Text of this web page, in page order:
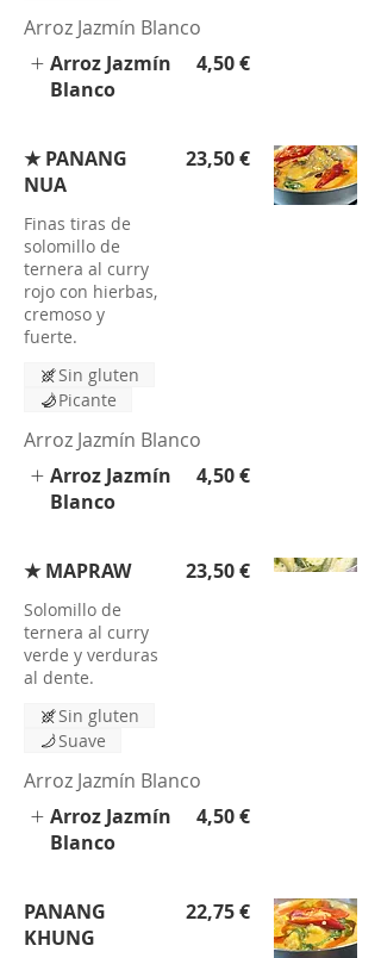
Arroz Jazmín Blanco
Arroz Jazmín
Blanco
4,50 €
★ PANANG
NUA
Finas tiras de
solomillo de
ternera al curry
rojo con hierbas,
cremoso y
fuerte.
23,50 €
Sin gluten
Picante
Arroz Jazmín Blanco
Arroz Jazmín
Blanco
4,50 €
★ MAPRAW
Solomillo de
ternera al curry
verde y verduras
al dente.
23,50 €
Sin gluten
Suave
Arroz Jazmín Blanco
Arroz Jazmín
Blanco
4,50 €
PANANG
KHUNG
22,75 €